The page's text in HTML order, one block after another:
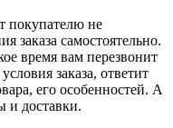
покупателю не
заказа самостоятельно.
время вам перезвонит
заказа, ответит
его особенностей. А
и доставки.